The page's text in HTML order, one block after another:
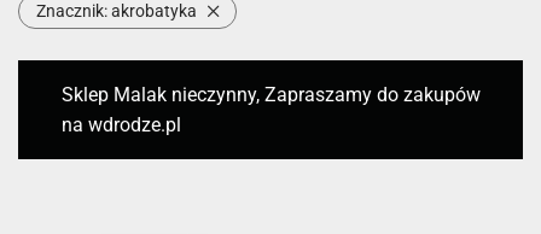
Znacznik:akrobatyka
Sklep Malak nieczynny, Zapraszamy do zakupów
na wdrodze.pl